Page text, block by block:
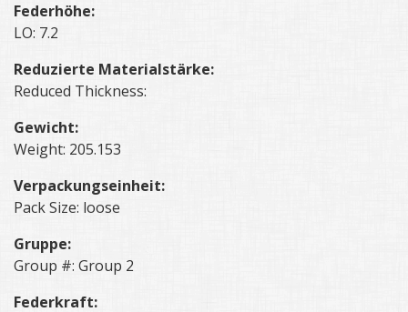
Federhöhe:
LO: 7.2
Reduzierte Materialstärke:
Reduced Thickness:
Gewicht:
Weight: 205.153
Verpackungseinheit:
Pack Size: loose
Gruppe:
Group #: Group 2
Federkraft: